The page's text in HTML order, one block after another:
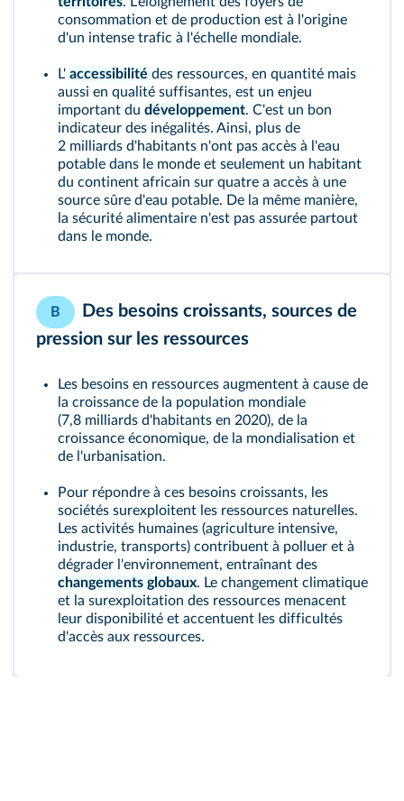
consommation et de production est à l'origine
d'un intense trafic à l'échelle mondiale.
L' accessibilité des ressources, en quantité mais
aussi en qualité suffisantes, est un enjeu
important du développement. C'est un bon
indicateur des inégalités. Ainsi, plus de
2 milliards d'habitants n'ont pas accès à l'eau
potable dans le monde et seulement un habitant
du continent africain sur quatre a accès à une
source sûre d'eau potable. De la même manière,
la sécurité alimentaire n'est pas assurée partout
dans le monde.
B
Des besoins croissants, sources de
pression sur les ressources
Les besoins en ressources augmentent à cause de
la croissance de la population mondiale
(7,8 milliards d'habitants en 2020), de la
croissance économique, de la mondialisation et
de l'urbanisation.
Pour répondre à ces besoins croissants, les
sociétés surexploitent les ressources naturelles.
Les activités humaines (agriculture intensive,
industrie, transports) contribuent à polluer et à
dégrader l'environnement, entraînant des
changements globaux. Le changement climatique
et la surexploitation des ressources menacent
leur disponibilité et accentuent les difficultés
d'accès aux ressources.